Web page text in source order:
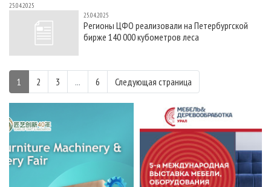
25.04.2025
25.04.2025
Регионы ЦФО реализовали на Петербургской
бирже 140 000 кубометров леса
1 2 3 ... 6 Следующая страница